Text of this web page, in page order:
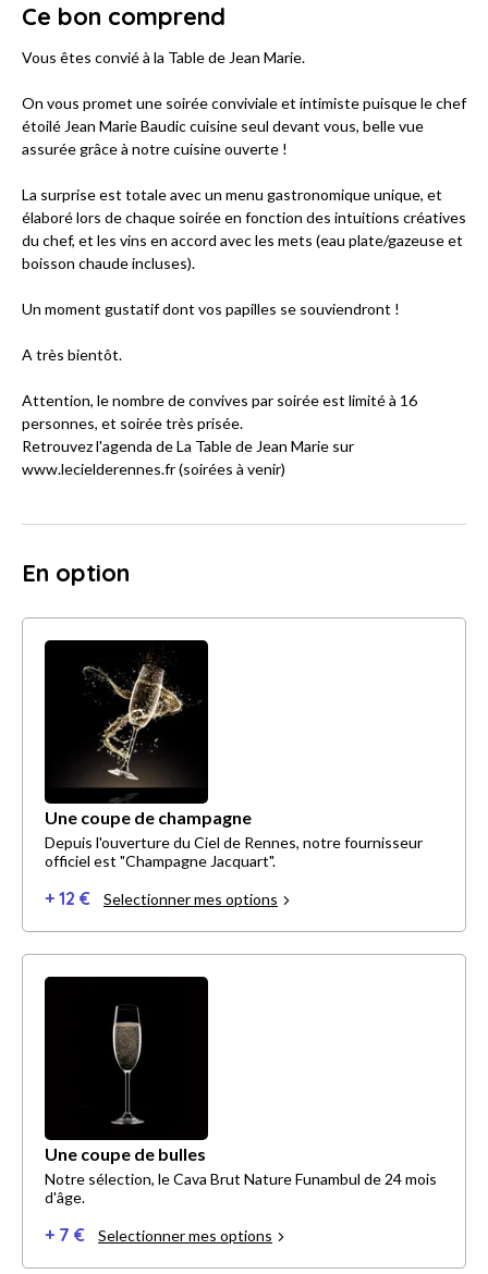
Ce bon comprend
Vous êtes convié à la Table de Jean Marie.
On vous promet une soirée conviviale et intimiste puisque le chef
étoilé Jean Marie Baudic cuisine seul devant vous, belle vue
assurée grâce à notre cuisine ouverte !
La surprise est totale avec un menu gastronomique unique, et
élaboré lors de chaque soirée en fonction des intuitions créatives
du chef, et les vins en accord avec les mets (eau plate/gazeuse et
boisson chaude incluses).
Un moment gustatif dont vos papilles se souviendront !
A très bientôt.
Attention, le nombre de convives par soirée est limité à 16
personnes, et soirée très prisée.
Retrouvez l'agenda de La Table de Jean Marie sur
www.lecielderennes.fr (soirées à venir)
En option
Une coupe de champagne
Depuis l'ouverture du Ciel de Rennes, notre fournisseur
officiel est "Champagne Jacquart".
+ 12 € Selectionner mes options
Une coupe de bulles
Notre sélection, le Cava Brut Nature Funambul de 24 mois
d'âge.
+ 7 € Selectionner mes options